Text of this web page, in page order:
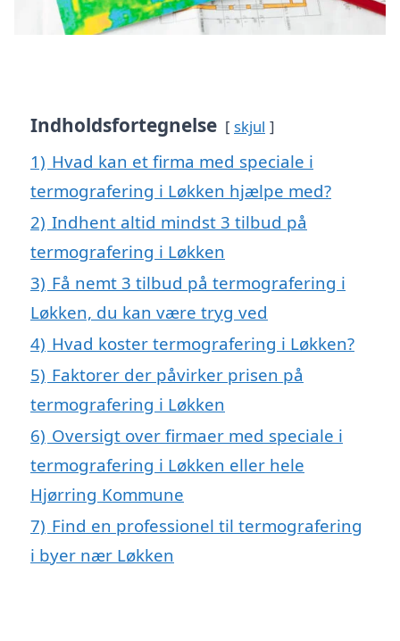
Indholdsfortegnelse skjul
1) Hvad kan et firma med speciale i
termografering i Løkken hjælpe med?
2) Indhent altid mindst 3 tilbud på
termografering i Løkken
3) Få nemt 3 tilbud på termografering i
Løkken, du kan være tryg ved
4) Hvad koster termografering i Løkken?
5) Faktorer der påvirker prisen på
termografering i Løkken
6) Oversigt over firmaer med speciale i
termografering i Løkken eller hele
Hjørring Kommune
7) Find en professionel til termografering
i byer nær Løkken